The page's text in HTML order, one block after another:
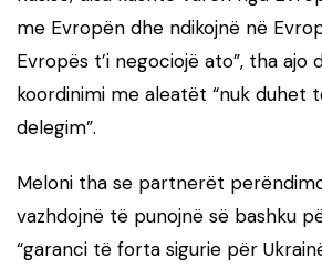
me Evropën dhe ndikojnë në
Evropës t’i negociojë ato”, tha ajo
koordinimi me aleatët “nuk duhet
delegim”.
Meloni tha se partnerët
vazhdojnë të punojnë së bashku
“garanci të forta sigurie për